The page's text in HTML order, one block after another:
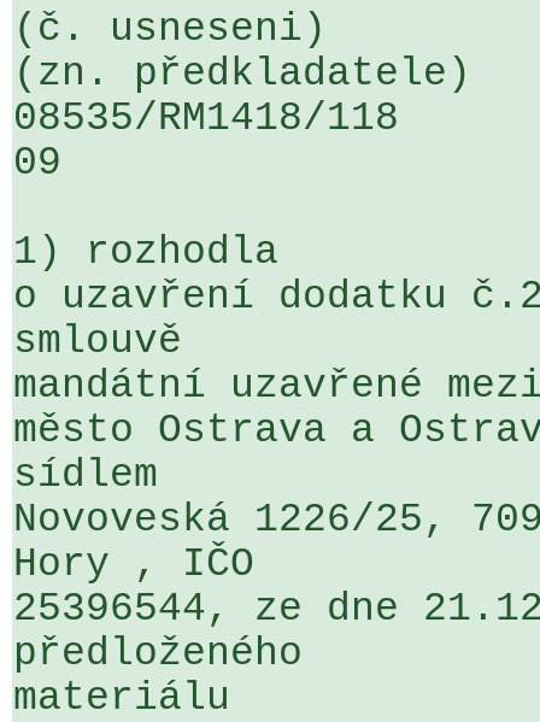
(č. usneseni)
(zn. předkladatele)
08535/RM1418/
09
1) rozhodla
o uzavření dodatku
smlouvě
mandátní uzavřené
město Ostrava a
sídlem
Novoveská 1226/25,
Hory , IČO
25396544, ze dne
předloženého
materiálu